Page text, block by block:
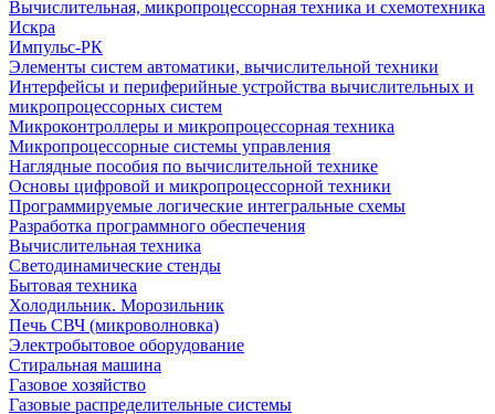
Вычислительная, микропроцессорная техника и схемотехника
Искра
Импульс-РК
Элементы систем автоматики, вычислительной техники
Интерфейсы и периферийные устройства вычислительных и
микропроцессорных систем
Микроконтроллеры и микропроцессорная техника
Микропроцессорные системы управления
Наглядные пособия по вычислительной технике
Основы цифровой и микропроцессорной техники
Программируемые логические интегральные схемы
Разработка программного обеспечения
Вычислительная техника
Светодинамические стенды
Бытовая техника
Холодильник. Морозильник
Печь СВЧ (микроволновка)
Электробытовое оборудование
Стиральная машина
Газовое хозяйство
Газовые распределительные системы